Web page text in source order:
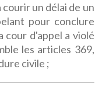
un délai de un
pour conclure
cour d'appel a violé
les articles 369,
civile ;